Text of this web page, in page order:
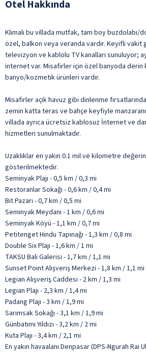
Otel Hakkında
Klimalı bu villada mutfak, tam boy buzdolabı/
özel, balkon veya veranda vardır. Keyifli vakit
televizyon ve kablolu TV kanalları sunuluyor;
internet var. Misafirler için özel banyoda
banyo/kozmetik ürünleri vardır.
Misafirler açık havuz gibi dinlenme
zemin katta teras ve bahçe keyfiyle
villada ayrıca ücretsiz kablosuz İnternet ve
hizmetleri sunulmaktadır.
Uzaklıklar en yakın 0.1 mil ve kilometre
gösterilmektedir.
Seminyak Plajı - 0,5 km / 0,3 mi
Restoranlar Sokağı - 0,6 km / 0,4 mi
Bit Pazarı - 0,7 km / 0,5 mi
Seminyak Meydanı - 1 km / 0,6 mi
Seminyak Köyü - 1,1 km / 0,7 mi
Petitenget Hindu Tapınağı - 1,3 km / 0,8 mi
Double Six Plajı - 1,6 km / 1 mi
TAKSU Bali Galerisi - 1,7 km / 1,1 mi
Sunset Point Alışveriş Merkezi - 1,8 km / 1,1 mi
Legian Alışveriş Caddesi - 2 km / 1,3 mi
Legian Plajı - 2,3 km / 1,4 mi
Padang Plajı - 3 km / 1,9 mi
Sarımsak Sokağı - 3,1 km / 1,9 mi
Günbatımı Yıldızı - 3,2 km / 2 mi
Kuta Plajı - 3,4 km / 2,1 mi
En yakın havaalanı Denpasar (DPS-Ngurah Rai